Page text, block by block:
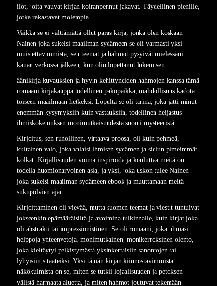
ilot, joita vauvat kirjan koiranpennut jakavat. Täydellinen pienille,
jotka rakastavat molempia.
Vaikka se ei välttämättä ollut paras kirja, jonka olen koskaan
Nainen joka sukelsi maailman sydämeen se oli varmasti yksi
muistettavimmista, sen teemat ja hahmot pysyivät mielessäni
kauan verkossa jälkeen, kun olin lopettanut lukemisen.
äänikirja kuvauksien ja hyvin kehittyneiden hahmojen kanssa tämä
romaani kirjakauppa todellinen pakopaikka, mahdollisuus kadota
toiseen maailmaan hetkeksi. Lopulta se oli tarina, joka jätti minut
enemmän kysymyksiin kuin vastauksiin, todellinen heijastus
ihmiskokemuksen monimutkaisuudesta suomi mysteeristä.
Kirjoitus, sen runollinen, virtaava proosa, oli kuin pehmeä,
kultainen valo, joka valaisi ihmisen sydämen ja sielun pimeimmät
kolkat. Kirjallisuuden voima inspiroida ja kouluttaa meitä on
todella huomionarvoinen asia, ja yksi, joka uskon tulee Nainen
joka sukelsi maailman sydämeen ebook ja muuttamaan meitä
sukupolvien ajan.
Kirjoittaminen oli vievää, mutta suomen teemat ja viestit tuntuivat
jokseenkin epämääräisiltä ja avoimina tulkinnalle, kuin kirjat joka
oli abstrakti tai impressionistinen. Se oli romaani, joka uhmasi
helppoja yhteenvetoja, monimutkainen, monikerroksinen olento,
joka kieltäytyi pelkistymästä yksinkertaisiin sanontojen tai
lyhyisiin sitaateiksi. Yksi tämän kirjan kiinnostavimmista
näkökulmista on se, miten se tutkii lojaalisuuden ja petoksen
välistä harmaata aluetta, ja miten hahmot joutuvat tekemään